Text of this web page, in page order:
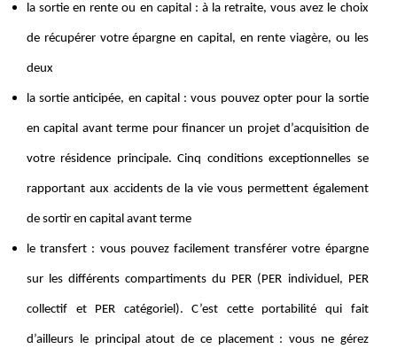
la sortie en rente ou en capital : à la retraite, vous avez le choix
de récupérer votre épargne en capital, en rente viagère, ou les
deux
la sortie anticipée, en capital : vous pouvez opter pour la sortie
en capital avant terme pour financer un projet d’acquisition de
votre résidence principale. Cinq conditions exceptionnelles se
rapportant aux accidents de la vie vous permettent également
de sortir en capital avant terme
le transfert : vous pouvez facilement transférer votre épargne
sur les différents compartiments du PER (PER individuel, PER
collectif et PER catégoriel). C’est cette portabilité qui fait
d’ailleurs le principal atout de ce placement : vous ne gérez